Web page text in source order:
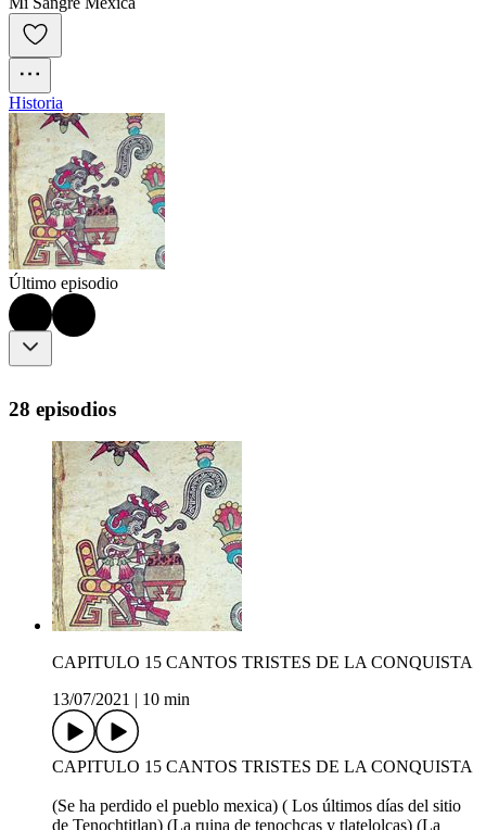
Historia
Último episodio
28 episodios
CAPITULO 15 CANTOS TRISTES DE LA CONQUISTA
13/07/2021
10 min
CAPITULO 15 CANTOS TRISTES DE LA CONQUISTA
(Se ha perdido el pueblo mexica) ( Los últimos días del sitio
de Tenochtitlan) (La ruina de tenochcas y tlatelolcas) (La